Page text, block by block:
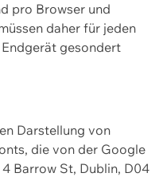
pro Browser und
daher für jeden
gesondert
Darstellung von
die von der Google
Barrow St, Dublin, D04